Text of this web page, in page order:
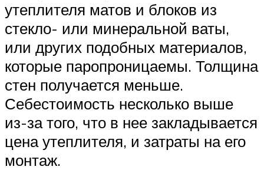
утеплителя матов и блоков из
стекло- или минеральной ваты,
или других подобных материалов,
которые паропроницаемы. Толщина
стен получается меньше.
Себестоимость несколько выше
из-за того, что в нее закладывается
цена утеплителя, и затраты на его
монтаж.